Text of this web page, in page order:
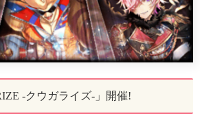
-クウガライズ-」開催!